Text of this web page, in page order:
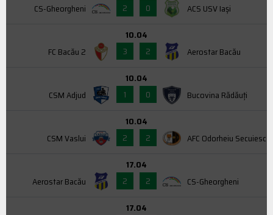
CS-Gheorgheni
2
0 ACS USV Iaşi
FC Bacău 2
10.04
3
2 Aerostar Bacău
CSM Adjud
10.04
1
0 Bucovina Rădăuți
CSM Vaslui
10.04
2
2 AFC Odorheiu Secuiesc
Aerostar Bacău
17.04
2
2 CS-Gheorgheni
17.04